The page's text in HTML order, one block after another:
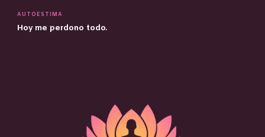
AUTOESTIMA
Hoy me perdono todo.